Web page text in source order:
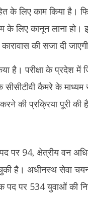
के लिए काम किया है।
के लिए कानून लाना
की सजा दी
है। परीक्षा के प्रदेश
कैमरे के माध्यम से
की प्रक्रिया पूरी की
पर 94, क्षेत्रीय वन
है। अधीनस्थ सेवा चयन
पद पर 534 युवाओं की